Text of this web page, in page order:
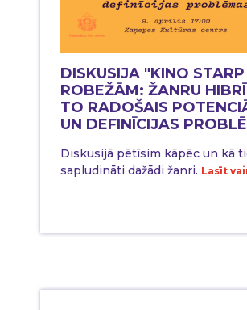
DISKUSIJA "KINO STARP
ROBEŽĀM: ŽANRU
TO RADOŠAIS
UN DEFINĪCIJAS
Diskusijā pētīsim kāpēc un kā
sapludināti dažādi žanri. Lasīt